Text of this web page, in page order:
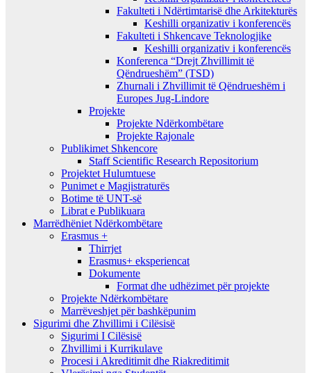
Fakulteti i Ndërtimtarisë dhe Arkitekturës
Keshilli organizativ i konferencës
Fakulteti i Shkencave Teknologjike
Keshilli organizativ i konferencës
Konferenca “Drejt Zhvillimit të
Qëndrueshëm” (TSD)
Zhurnali i Zhvillimit të Qëndrueshëm i
Europes Jug-Lindore
Projekte
Projekte Ndërkombëtare
Projekte Rajonale
Publikimet Shkencore
Staff Scientific Research Repositorium
Projektet Hulumtuese
Punimet e Magjistraturës
Botime të UNT-së
Librat e Publikuara
Marrëdhëniet Ndërkombëtare
Erasmus +
Thirrjet
Erasmus+ eksperiencat
Dokumente
Format dhe udhëzimet për projekte
Projekte Ndërkombëtare
Marrëveshjet për bashkëpunim
Sigurimi dhe Zhvillimi i Cilësisë
Sigurimi I Cilësisë
Zhvillimi i Kurrikulave
Procesi i Akreditimit dhe Riakreditimit